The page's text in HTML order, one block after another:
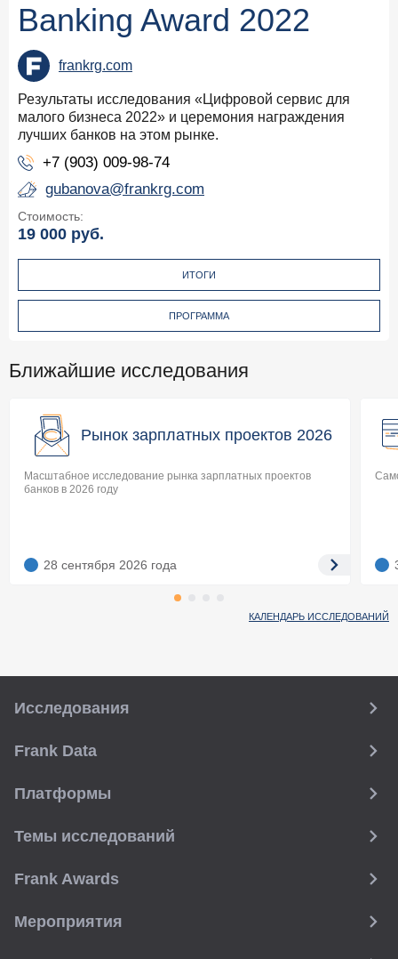
Banking Award 2022
frankrg.com
Результаты исследования «Цифровой сервис для
малого бизнеса 2022» и церемония награждения
лучших банков на этом рынке.
+7 (903) 009-98-74
gubanova@frankrg.com
ИТОГИ
ПРОГРАММА
Стоимость:
19 000 руб.
Ближайшие исследования
Рынок зарплатных проектов 2026
Масштабное исследование рынка зарплатных проектов
банков в 2026 году
28 сентября 2026 года
КАЛЕНДАРЬ ИССЛЕДОВАНИЙ
Исследования
Frank Data
Платформы
Темы исследований
Frank Awards
Мероприятия